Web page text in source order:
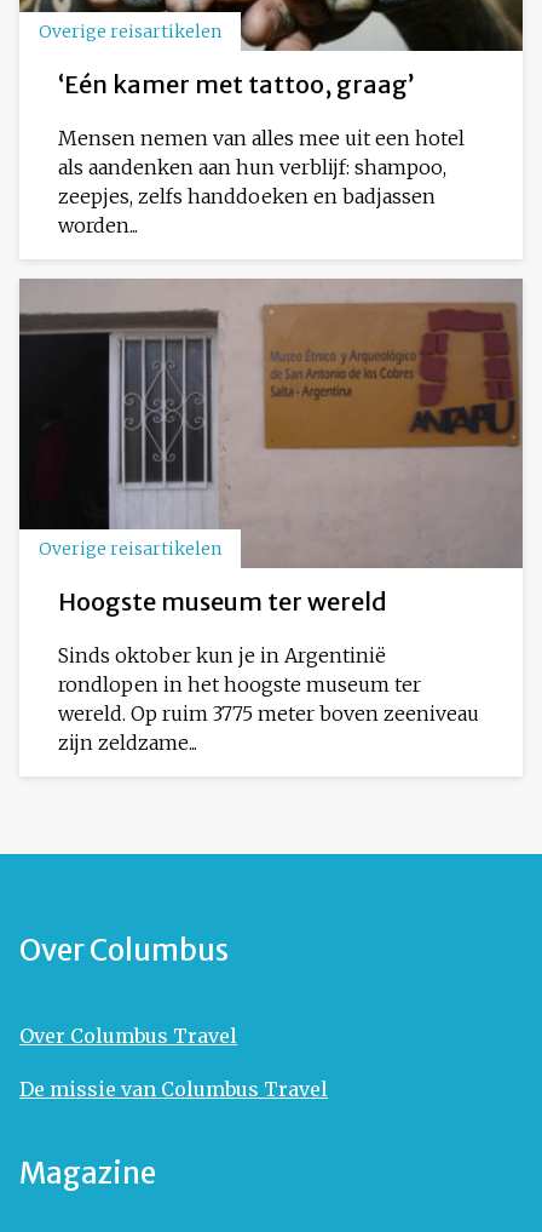
Overige reisartikelen
‘Eén kamer met tattoo, graag’
Mensen nemen van alles mee uit een hotel
als aandenken aan hun verblijf: shampoo,
zeepjes, zelfs handdoeken en badjassen
worden...
Overige reisartikelen
Hoogste museum ter wereld
Sinds oktober kun je in Argentinië
rondlopen in het hoogste museum ter
wereld. Op ruim 3775 meter boven zeeniveau
zijn zeldzame...
Over Columbus
Over Columbus Travel
De missie van Columbus Travel
Magazine